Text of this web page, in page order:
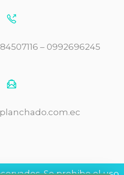
– 0992696245